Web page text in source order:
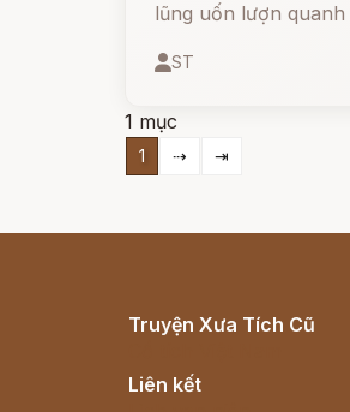
lũng uốn lượn
chuyện về con
không quên.
ST
1 mục
1 ⇢ ⇥
Truyện Xưa Tích Cũ
Liên kết